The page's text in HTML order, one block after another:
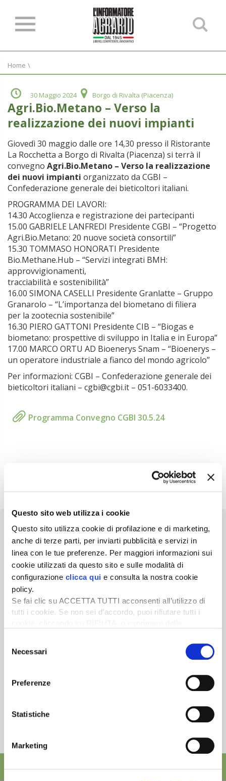
Questo sito web utilizza i cookie
Questo sito utilizza cookie di profilazione e di marketing,
anche di terze parti, per inviarti pubblicità e servizi in
linea con le tue preferenze. Per maggiori informazioni sui
cookie utilizzati da questo sito e sulle modalità di
configurazione clicca qui e consulta la nostra cookie
policy.
Se fai clic su ACCETTA TUTTI acconsenti all’utilizzo di
tutti i cookie. Se non sei d’accordo, puoi rifiutare tutti i
desideri accettare e cliccando ACCETTA SELEZIONATI.
delNecessari
Preferenze
Statistiche
Marketing
Home \
30 Maggio 2024 Borgo di Rivalta (Piacenza)
Agri.Bio.Metano – Verso la
realizzazione dei nuovi impianti
Giovedì 30 maggio dalle ore 14,30 presso il Ristorante
La Rocchetta a Borgo di Rivalta (Piacenza) si terrà il
convegno Agri.Bio.Metano – Verso la realizzazione
dei nuovi impianti organizzato da CGBI –
Confederazione generale dei bieticoltori italiani.
PROGRAMMA DEI LAVORI:
14.30 Accoglienza e registrazione dei partecipanti
15.00 GABRIELE LANFREDI Presidente CGBI – “Progetto
Agri.Bio.Metano: 20 nuove società consortili”
15.30 TOMMASO HONORATI Presidente
Bio.Methane.Hub – “Servizi integrati BMH:
approvvigionamenti,
tracciabilità e sostenibilità”
16.00 SIMONA CASELLI Presidente Granlatte – Gruppo
Granarolo – “L’importanza del biometano di filiera
per la zootecnia sostenibile”
16.30 PIERO GATTONI Presidente CIB – “Biogas e
biometano: prospettive di sviluppo in Italia e in Europa”
17.00 MARCO ORTU AD Bioenerys Snam – “Bioenerys –
un operatore industriale a fianco del mondo agricolo”
Per informazioni: CGBI – Confederazione generale dei
bieticoltori italiani – cgbi@cgbi.it – 051-6033400.
Programma Convegno CGBI 30.5.24
Newsletter
Scopri un servizio d'informazione di alta qualità. Tagliato sulle tue
ISCRIVITI